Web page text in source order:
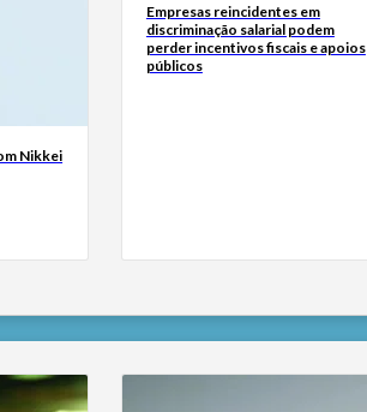
Nikkei
Empresas reincidentes em
discriminação salarial podem
perder incentivos fiscais e apoios
públicos